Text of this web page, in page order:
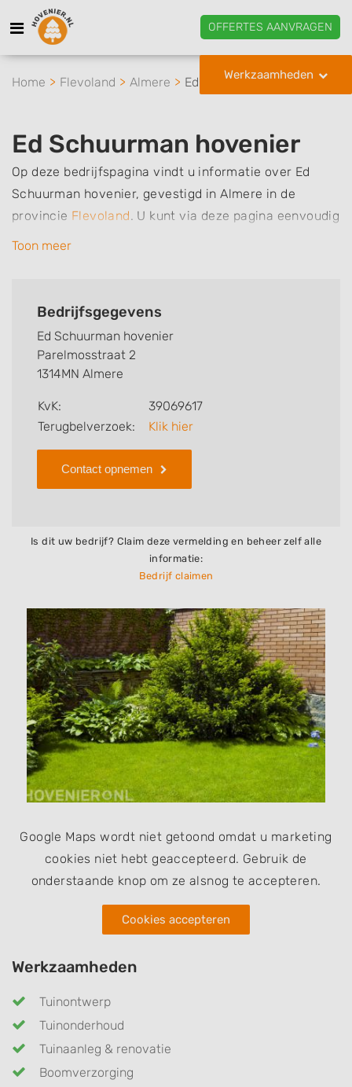
OFFERTES AANVRAGEN
Werkzaamheden
Home Flevoland Almere Ed Schuurman hovenier
Ed Schuurman hovenier
Op deze bedrijfspagina vindt u informatie over Ed
Schuurman hovenier, gevestigd in Almere in de
provincie Flevoland. U kunt via deze pagina eenvoudig
contact met het bedrijf opnemen door te bellen of een
welke zaken Ed Schuurman hovenier voor u kan
achterlaten als u al ervaring heeft met dit bedrijf.
Zoekt u een ander bedrijf? Bekijk dan andere
hoveniers en bedrijven inAlmere
Toon meer
Bedrijfsgegevens
Ed Schuurman hovenier
Parelmosstraat 2
1314MN Almere
KvK:
39069617
Terugbelverzoek:
Klik hier
Contact opnemen
Is dit uw bedrijf? Claim deze vermelding en beheer zelf alle
informatie:
Bedrijf claimen
Google Maps wordt niet getoond omdat u marketing
cookies niet hebt geaccepteerd. Gebruik de
onderstaande knop om ze alsnog te accepteren.
Cookies accepteren
Werkzaamheden
Tuinontwerp
Tuinonderhoud
Tuinaanleg & renovatie
Boomverzorging